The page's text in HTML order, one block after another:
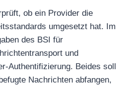
ob ein Provider die
umgesetzt hat. Im
des BSI für
und
Authentifizierung. Beides soll
Nachrichten abfangen,